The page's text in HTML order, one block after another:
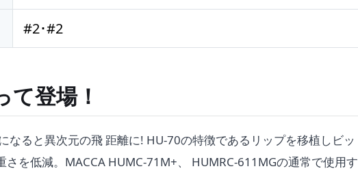
#2･#2
登場！
なると異次元の飛 距離に! HU-70の特徴であるリップを移植しビッ
を低減。MACCA HUMC-71M+、 HUMRC-611MGの通常で使用す